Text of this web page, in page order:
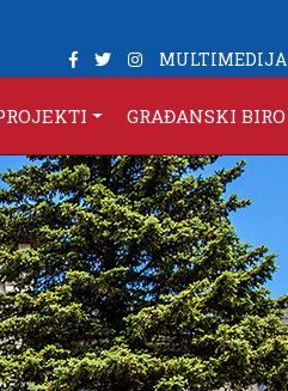
MULTIMEDIJA
GRAĐANSKI BIRO